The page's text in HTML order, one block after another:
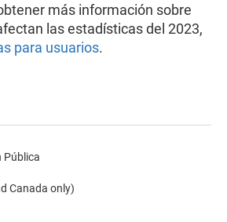
más información sobre
las estadísticas del 2023,
para usuarios.
Pública
Canada only)